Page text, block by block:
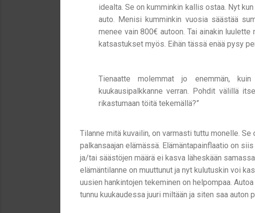
idealta. Se on kumminkin kallis ostaa. Nyt
auto. Menisi kumminkin vuosia säästää
menee vain 800€ autoon. Tai ainakin
katsastukset myös. Eihän tässä enää pysy
Tienaatte molemmat jo enemmän,
kuukausipalkkanne verran. Pohdit välillä
rikastumaan töitä tekemällä?”
Tilanne mitä kuvailin, on varmasti tuttu monelle.
palkansaajan elämässä. Elämäntapainflaatio on
ja/tai säästöjen määrä ei kasva läheskään
elämäntilanne on muuttunut ja nyt kulutuskin voi
uusien hankintojen tekeminen on helpompaa.
tunnu kuukaudessa juuri miltään ja siten saa auton